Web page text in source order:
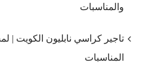
والمناسبات
تاجير كراسي نابليون الكويت |
المناسبات